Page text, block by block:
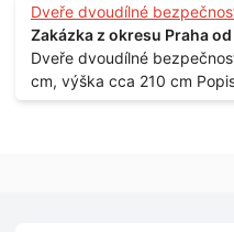
vchodové dveře umístěné v
portálu - předmětem
stávajících a už
umělohmotných vstupů Množství: - 8 ks Lokalita: - 7, 9,
Dveře dvoudílné
Zakázka z okresu Praha od
Dveře dvoudílné bezpečnostní Velikost: - šířka cca
cm, výška cca 210 cm Popis: - včetně montáže - cihlový
dům, 2. patro - vchod z